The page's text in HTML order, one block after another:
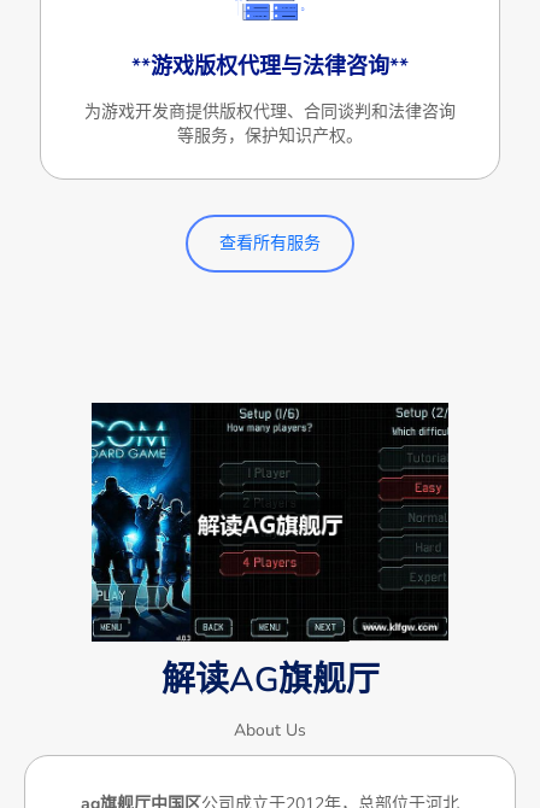
**游戏版权代理与法律咨询**
为游戏开发商提供版权代理、合同谈判和法律咨询
等服务，保护知识产权。
查看所有服务
解读AG旗舰厅
About Us